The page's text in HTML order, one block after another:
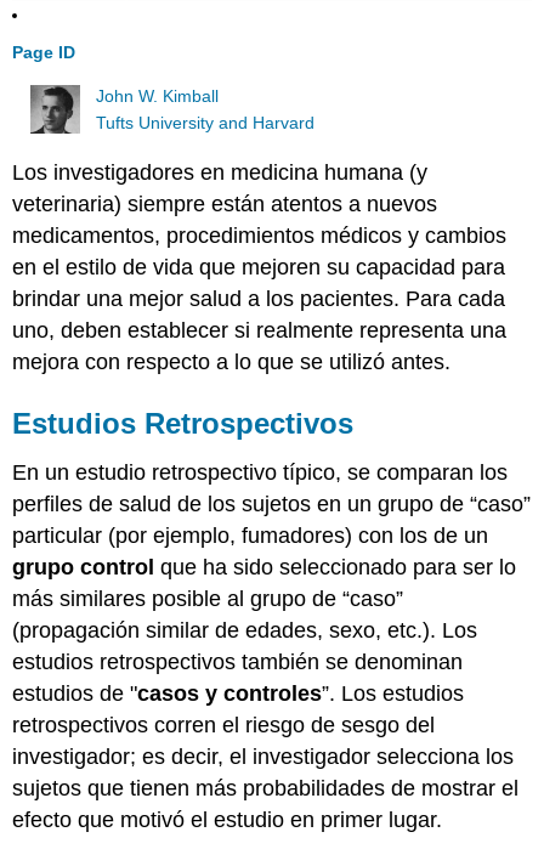
Page ID
John W. Kimball
Tufts University and Harvard
Los investigadores en medicina humana (y
veterinaria) siempre están atentos a nuevos
medicamentos, procedimientos médicos y cambios
en el estilo de vida que mejoren su capacidad para
brindar una mejor salud a los pacientes. Para cada
uno, deben establecer si realmente representa una
mejora con respecto a lo que se utilizó antes.
Estudios Retrospectivos
En un estudio retrospectivo típico, se comparan los
perfiles de salud de los sujetos en un grupo de “caso”
particular (por ejemplo, fumadores) con los de un
grupo control que ha sido seleccionado para ser lo
más similares posible al grupo de “caso”
(propagación similar de edades, sexo, etc.). Los
estudios retrospectivos también se denominan
estudios de "casos y controles”. Los estudios
retrospectivos corren el riesgo de sesgo del
investigador; es decir, el investigador selecciona los
sujetos que tienen más probabilidades de mostrar el
efecto que motivó el estudio en primer lugar.